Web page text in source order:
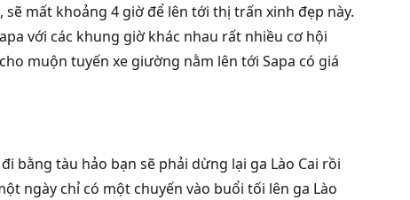
sẽ mất khoảng 4 giờ để lên tới thị trấn xinh đẹp này.
với các khung giờ khác nhau rất nhiều cơ hội
muộn tuyến xe giường nằm lên tới Sapa có giá
bằng tàu hảo bạn sẽ phải dừng lại ga Lào Cai rồi
ngày chỉ có một chuyến vào buổi tối lên ga Lào